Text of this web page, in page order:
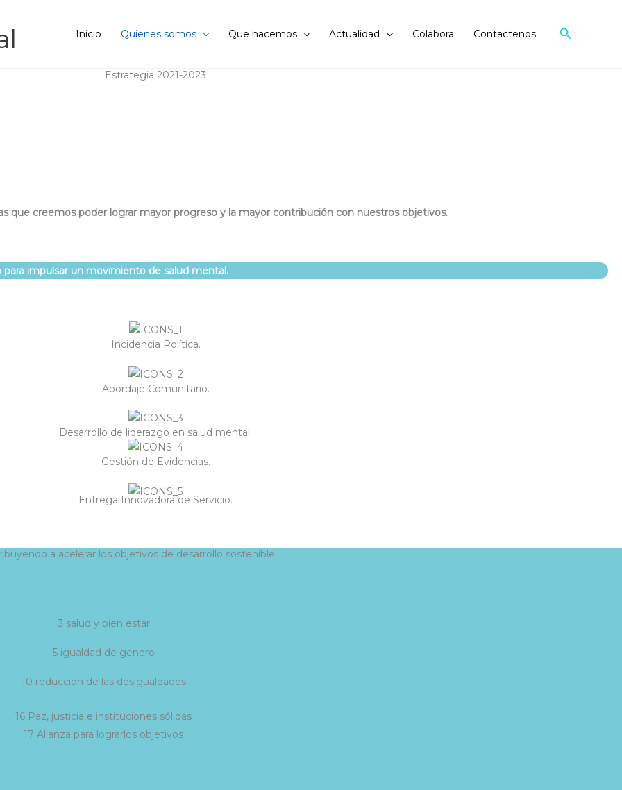
Inicio Quienes somos Que hacemos Actualidad Colabora Contactenos Search
Estrategia 2021-2023
que creemos poder lograr mayor progreso y la mayor contribución con nuestros objetivos.
impulsar un movimiento de salud mental.
Incidencia Política.
Abordaje Comunitario.
Desarrollo de liderazgo en salud mental.
Gestión de Evidencias.
Entrega Innovadora de Servicio.
a acelerar los objetivos de desarrollo sostenible.
3 salud y bien estar
5 igualdad de genero
10 reducción de las desigualdades
16 Paz, justicia e instituciones sólidas
17 Alianza para lograrlos objetivos